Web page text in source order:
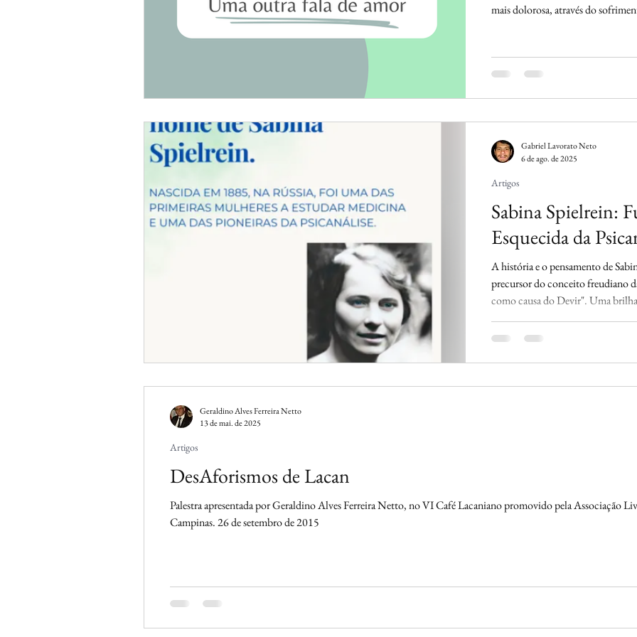
mais dolorosa, através do
amor pelo corpo que dói, que se
diferença que sua doença seja
diferenç
Sabina Spielrein:
Esquecida da
A história e o pensamento de
precursor do conceito freudiano
como causa do Devir". Uma
vanguarda das formulações sobre
Artigos
Gabriel Lavorato Neto
6 de ago. de 2025
DesAforismos de Lacan
Palestra apresentada por Geraldino Alves Ferreira Netto, no VI Café Lacaniano promovido pela Associação
Campinas. 26 de setembro de 2015
Artigos
Geraldino Alves Ferreira Netto
13 de mai. de 2025